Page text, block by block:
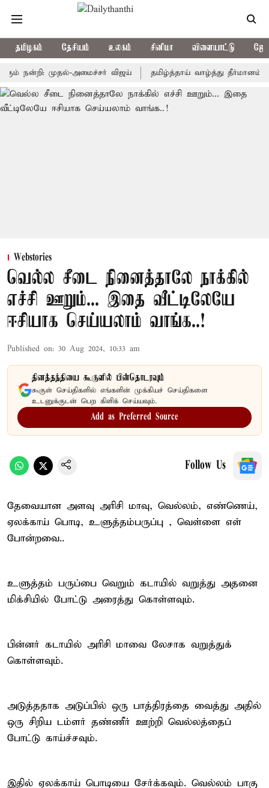
தமிழகம் தேசியம் உலகம் சினிமா விளையாட்டு
முதல்-அமைச்சர் விஜய் தமிழ்த்தாய் வாழ்த்து தீர்மானம்
Webstories
வெல்ல சீடை நினைத்தாலே நாக்கில்
எச்சி ஊறும்... இதை வீட்டிலேயே
ஈசியாக செய்யலாம் வாங்க..!
Published on: 30 Aug 2024, 10:33 am
தினத்தந்தியை கூகுளில் பின்தொடரவும்
கூகுள் செய்திகளில் எங்களின் முக்கியச் செய்திகளை
உடனுக்குடன் பெற கிளிக் செய்யவும்.
Add as Preferred Source
Follow Us
தேவையான அளவு அரிசி மாவு, வெல்லம், எண்ணெய்,
ஏலக்காய் பொடி, உளுத்தம்பருப்பு , வெள்ளை எள்
போன்றவை..
உளுத்தம் பருப்பை வெறும் கடாயில் வறுத்து அதனை
மிக்சியில் போட்டு அரைத்து கொள்ளவும்.
பின்னர் கடாயில் அரிசி மாவை லேசாக வறுத்துக்
கொள்ளவும்.
அடுத்ததாக அடுப்பில் ஒரு பாத்திரத்தை வைத்து அதில்
ஒரு சிறிய டம்ளர் தண்ணீர் ஊற்றி வெல்லத்தைப்
போட்டு காய்ச்சவும்.
இதில் ஏலக்காய் பொடியை சேர்க்கவும். வெல்லம் பாகு